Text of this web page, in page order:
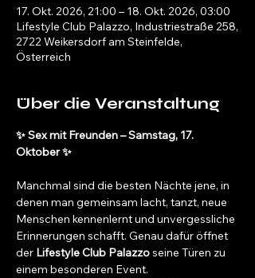
17. Okt. 2026, 21:00 – 18. Okt. 2026, 03:00
Lifestyle Club Palazzo, Industriestraße 258,
2722 Weikersdorf am Steinfelde,
Österreich
Über die Veranstaltung
✨ Sex mit Freunden – Samstag, 17.
Oktober ✨
Manchmal sind die besten Nächte jene, in
denen man gemeinsam lacht, tanzt, neue
Menschen kennenlernt und unvergessliche
Erinnerungen schafft. Genau dafür öffnet
der Lifestyle Club Palazzo seine Türen zu
einem besonderen Event.